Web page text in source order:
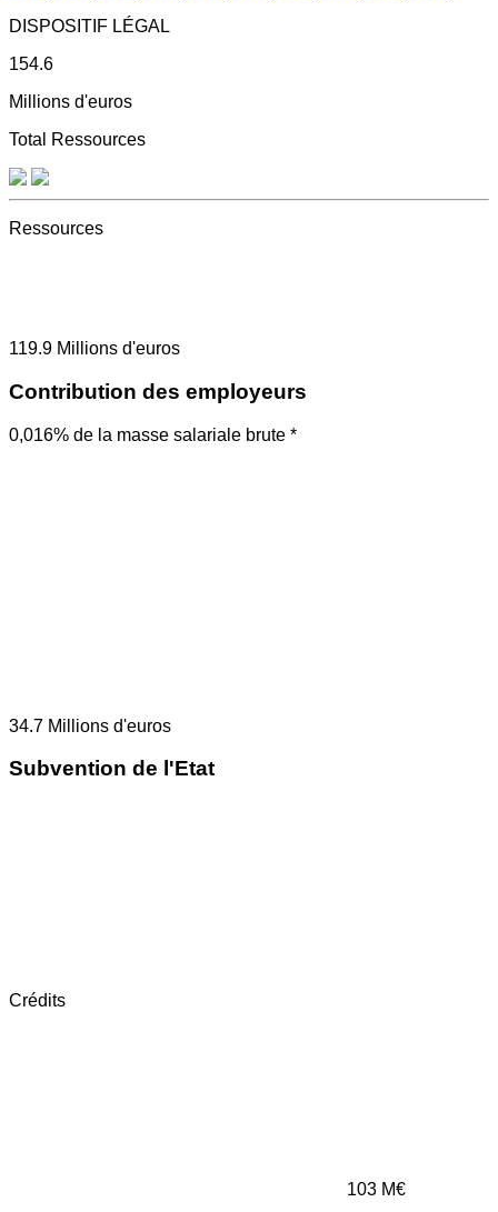
DISPOSITIF LÉGAL
154.6
Millions d'euros
Total Ressources
Ressources
119.9 Millions d'euros
Contribution des employeurs
0,016% de la masse salariale brute *
34.7 Millions d'euros
Subvention de l'Etat
Crédits
103 M€